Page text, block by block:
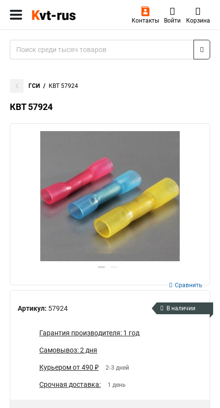
Контакты Войти Корзина
ГСИ КВТ 57924
КВТ 57924
Артикул: 57924
Сравнить
В наличии
Гарантия производителя: 1 год
Самовывоз: 2 дня
Курьером от 490 ₽ 2-3 дней
Срочная доставка: 1 день